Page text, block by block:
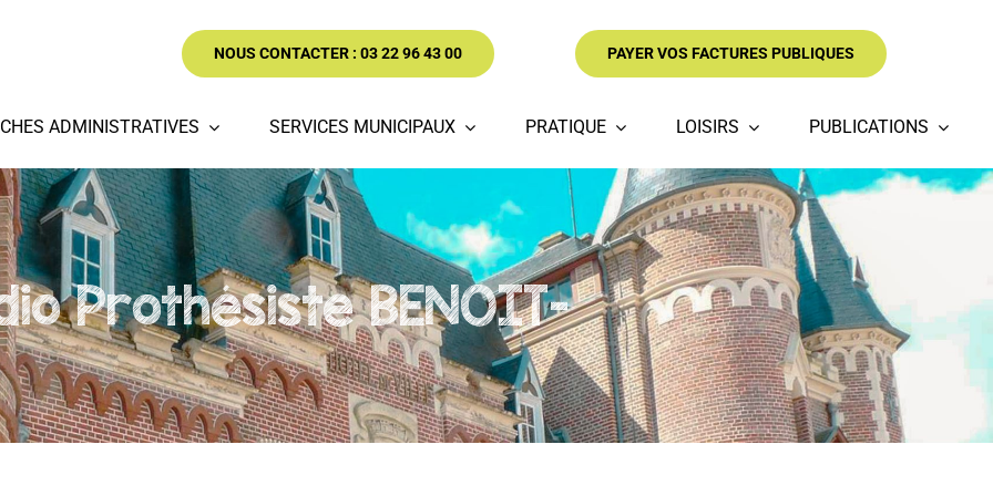
NOUS CONTACTER : 03 22 96 43 00 PAYER VOS FACTURES PUBLIQUES
ADMINISTRATIVES SERVICES MUNICIPAUX PRATIQUE LOISIRS PUBLICATIONS
Prothésiste BENOIT-